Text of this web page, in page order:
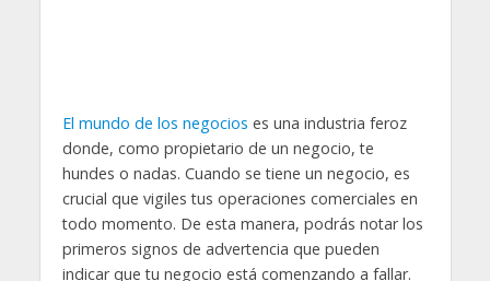
El mundo de los negocios es una industria feroz
donde, como propietario de un negocio, te
hundes o nadas. Cuando se tiene un negocio, es
crucial que vigiles tus operaciones comerciales en
todo momento. De esta manera, podrás notar los
primeros signos de advertencia que pueden
indicar que tu negocio está comenzando a fallar.